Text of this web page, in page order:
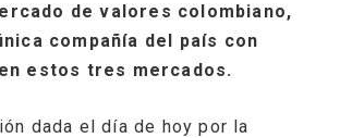
de valores colombiano,
compañía del país con
estos tres mercados.
dada el día de hoy por la